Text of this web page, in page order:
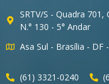
SRTV/S - Quadra
N.° 130 - 5° Andar
Asa Sul - Brasília - DF
(61) 3321-0240